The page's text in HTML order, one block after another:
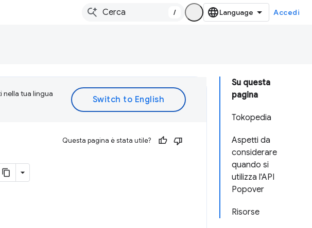
/ Accedi
Su questa
pagina
Tokopedia
Aspetti da
considerare
quando si
utilizza l'API
Popover
Risorse
nella tua lingua
Questa pagina è stata utile?